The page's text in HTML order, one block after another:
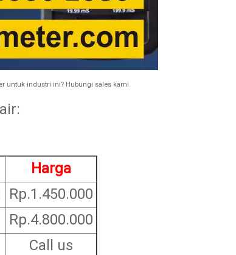
untuk industri ini? Hubungi sales kami
Harga
Rp.1.450.000
Rp.4.800.000
Call us